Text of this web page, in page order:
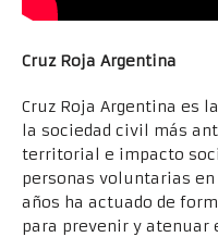
Cruz Roja Argentina
Cruz Roja Argentina es
la sociedad civil más
territorial e impacto
personas voluntarias en
años ha actuado de
para prevenir y